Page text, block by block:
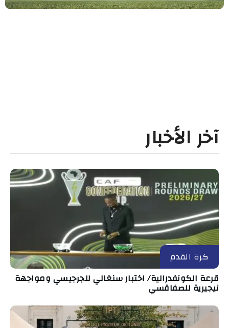
آخر الأخبار
كرة القدم
قرعة الكونفدرالية/ اختبار سنغالي للجرجيسي ومواجهة
نيجيرية للصفاقسي